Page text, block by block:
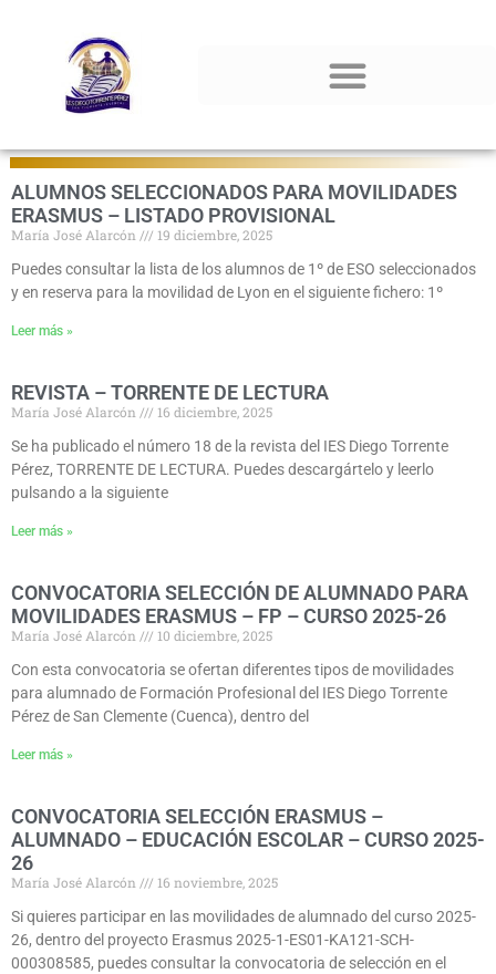
Resumen de noticias
ALUMNOS SELECCIONADOS PARA MOVILIDADES
ERASMUS – LISTADO PROVISIONAL
María José Alarcón
19 diciembre, 2025
Puedes consultar la lista de los alumnos de 1º de ESO seleccionados
y en reserva para la movilidad de Lyon en el siguiente fichero: 1º
Leer más »
REVISTA – TORRENTE DE LECTURA
María José Alarcón
16 diciembre, 2025
Se ha publicado el número 18 de la revista del IES Diego Torrente
Pérez, TORRENTE DE LECTURA. Puedes descargártelo y leerlo
pulsando a la siguiente
Leer más »
CONVOCATORIA SELECCIÓN DE ALUMNADO PARA
MOVILIDADES ERASMUS – FP – CURSO 2025-26
María José Alarcón
10 diciembre, 2025
Con esta convocatoria se ofertan diferentes tipos de movilidades
para alumnado de Formación Profesional del IES Diego Torrente
Pérez de San Clemente (Cuenca), dentro del
Leer más »
CONVOCATORIA SELECCIÓN ERASMUS –
ALUMNADO – EDUCACIÓN ESCOLAR – CURSO 2025-
26
María José Alarcón
16 noviembre, 2025
Si quieres participar en las movilidades de alumnado del curso 2025-
26, dentro del proyecto Erasmus 2025-1-ES01-KA121-SCH-
000308585, puedes consultar la convocatoria de selección en el